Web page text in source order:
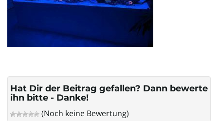
e
Hat Dir der Beitrag gefallen? Dann bewerte
ihn bitte - Danke!
(Noch keine Bewertung)